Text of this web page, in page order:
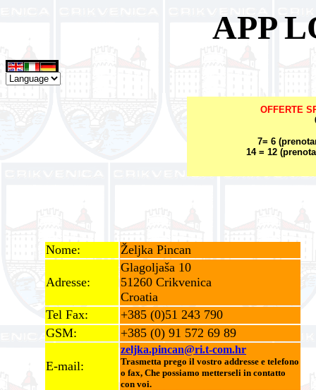
APP
OFFERTE
7= 6
14 = 12
Nome: Željka Pincan
Adresse:
Glagoljaša 10
51260 Crikvenica
Croatia
Tel Fax:
+385 (0)51 243 790
GSM:
+385 (0) 91 572 69 89
E-mail:
zeljka.pincan@ri.t-com.hr
Trasmetta prego il vostro addresse e telefono
o fax, Che possiamo metterseli in contatto
con voi.